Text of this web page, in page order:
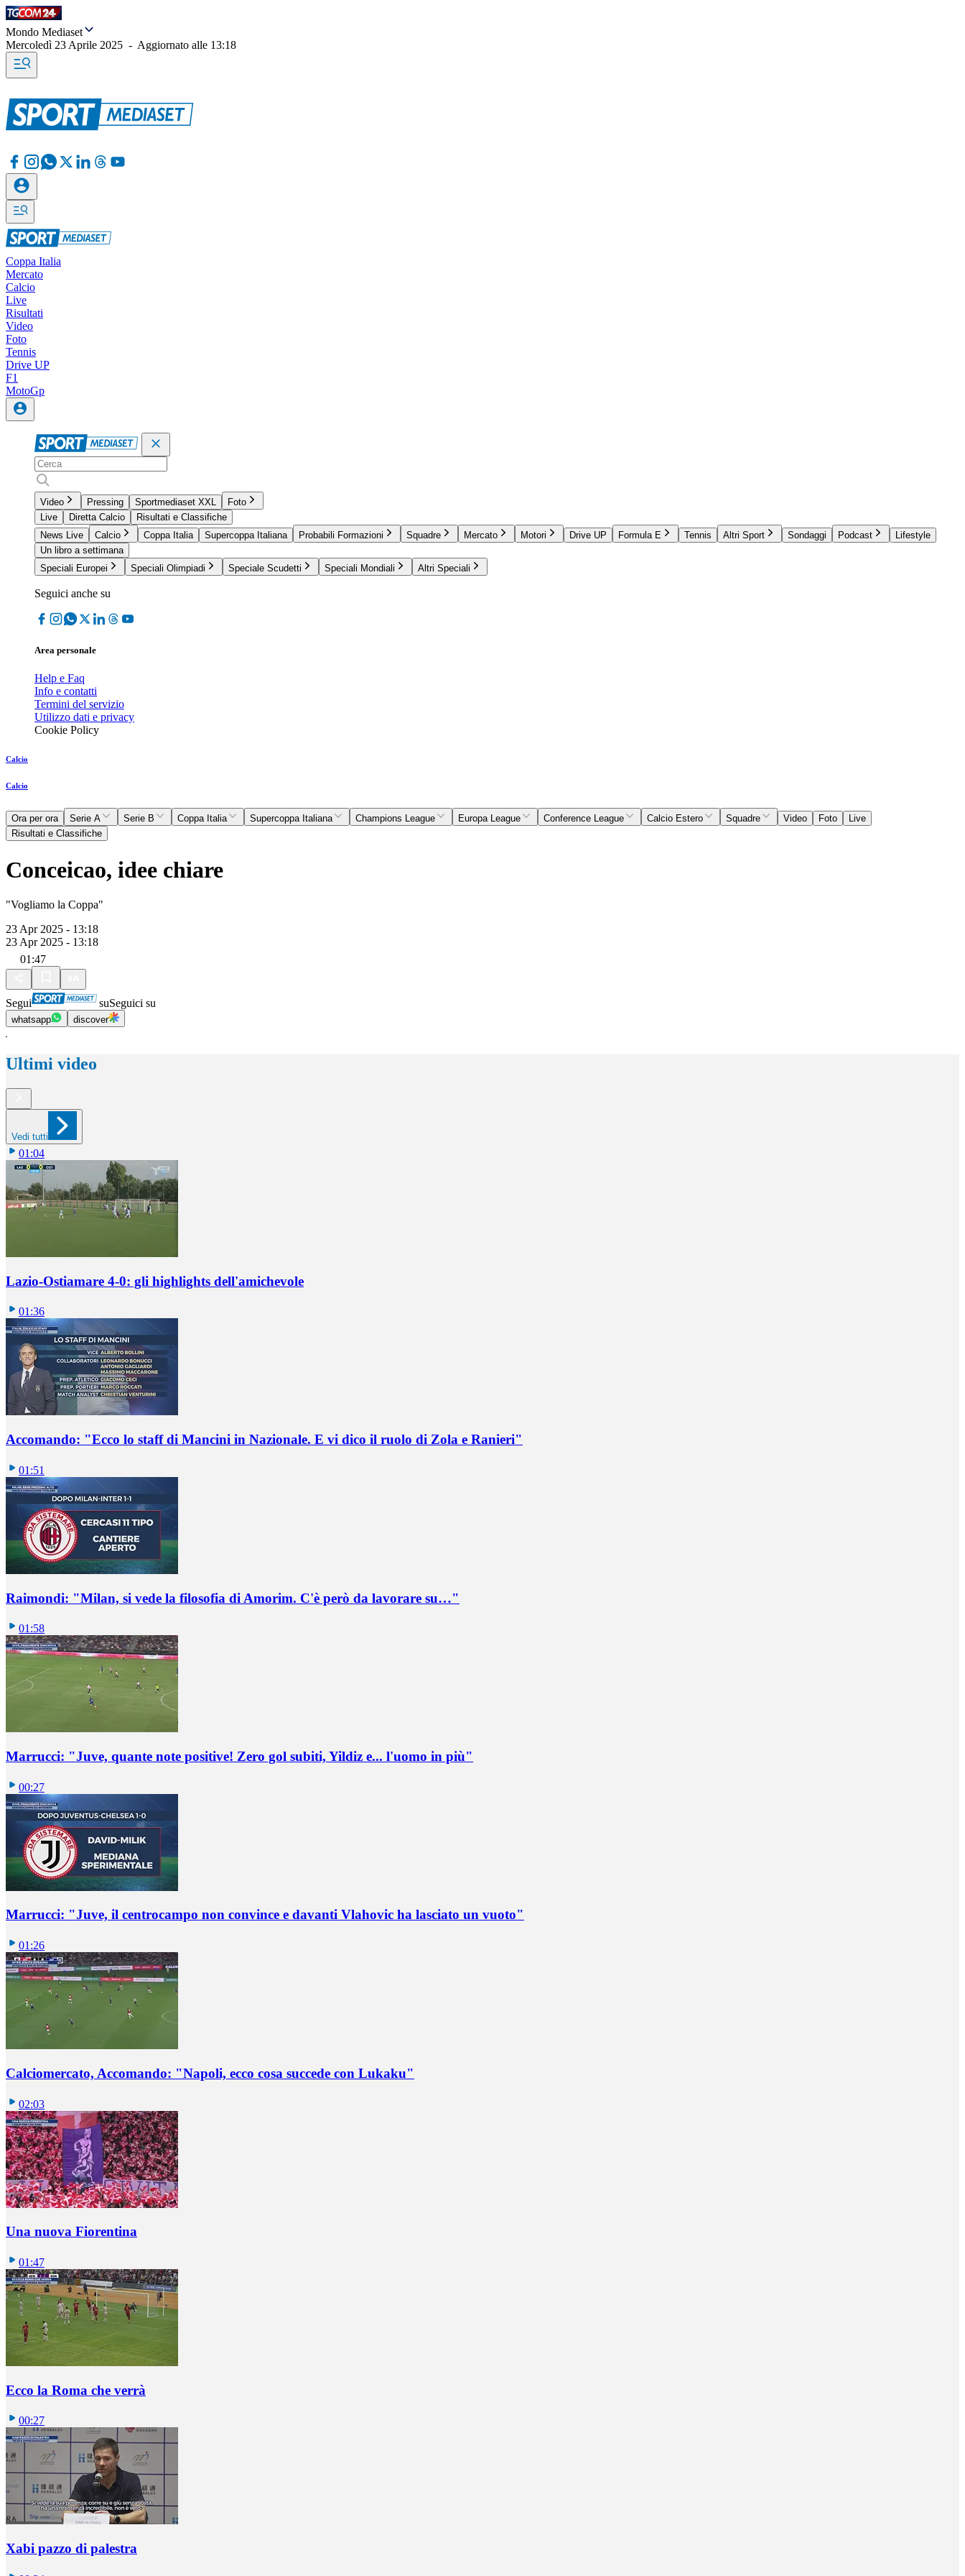
Mondo Mediaset
Mercoledì 23 Aprile 2025 - Aggiornato alle 13:18
Coppa Italia
Mercato
Calcio
Live
Risultati
Video
Foto
Tennis
Drive UP
F1
MotoGp
Video Pressing Sportmediaset XXL
Foto
Live
Diretta Calcio
Risultati e Classifiche
News Live
Calcio Coppa Italia Supercoppa Italiana Probabili Formazioni Squadre Mercato Motori Drive UP Formula E Tennis Altri Sport Sondaggi Podcast
Lifestyle
Un libro a settimana
Speciali Europei
Speciali Olimpiadi Speciale Scudetti Speciali Mondiali Altri Speciali
Seguici anche su
Area personale
Help e Faq
Info e contatti
Termini del servizio
Utilizzo dati e privacy
Cookie Policy
Calcio
Calcio
Ora per ora Serie A Serie B Coppa Italia Supercoppa Italiana Champions League Europa League Conference League Calcio Estero Squadre Video Foto
Live
Risultati e Classifiche
Conceicao, idee chiare
"Vogliamo la Coppa"
23 Apr 2025 - 13:18
23 Apr 2025 - 13:18
01:47
Segui suSeguici su
whatsapp discover
Ultimi video
Vedi tutti
01:04
Lazio-Ostiamare 4-0: gli highlights dell'amichevole
01:36
Accomando: "Ecco lo staff di Mancini in Nazionale. E vi dico il ruolo di Zola e Ranieri"
01:51
Raimondi: "Milan, si vede la filosofia di Amorim. C'è però da lavorare su…"
01:58
Marrucci: "Juve, quante note positive! Zero gol subiti, Yildiz e... l'uomo in più"
00:27
Marrucci: "Juve, il centrocampo non convince e davanti Vlahovic ha lasciato un vuoto"
01:26
Calciomercato, Accomando: "Napoli, ecco cosa succede con Lukaku"
02:03
Una nuova Fiorentina
01:47
Ecco la Roma che verrà
00:27
Xabi pazzo di palestra